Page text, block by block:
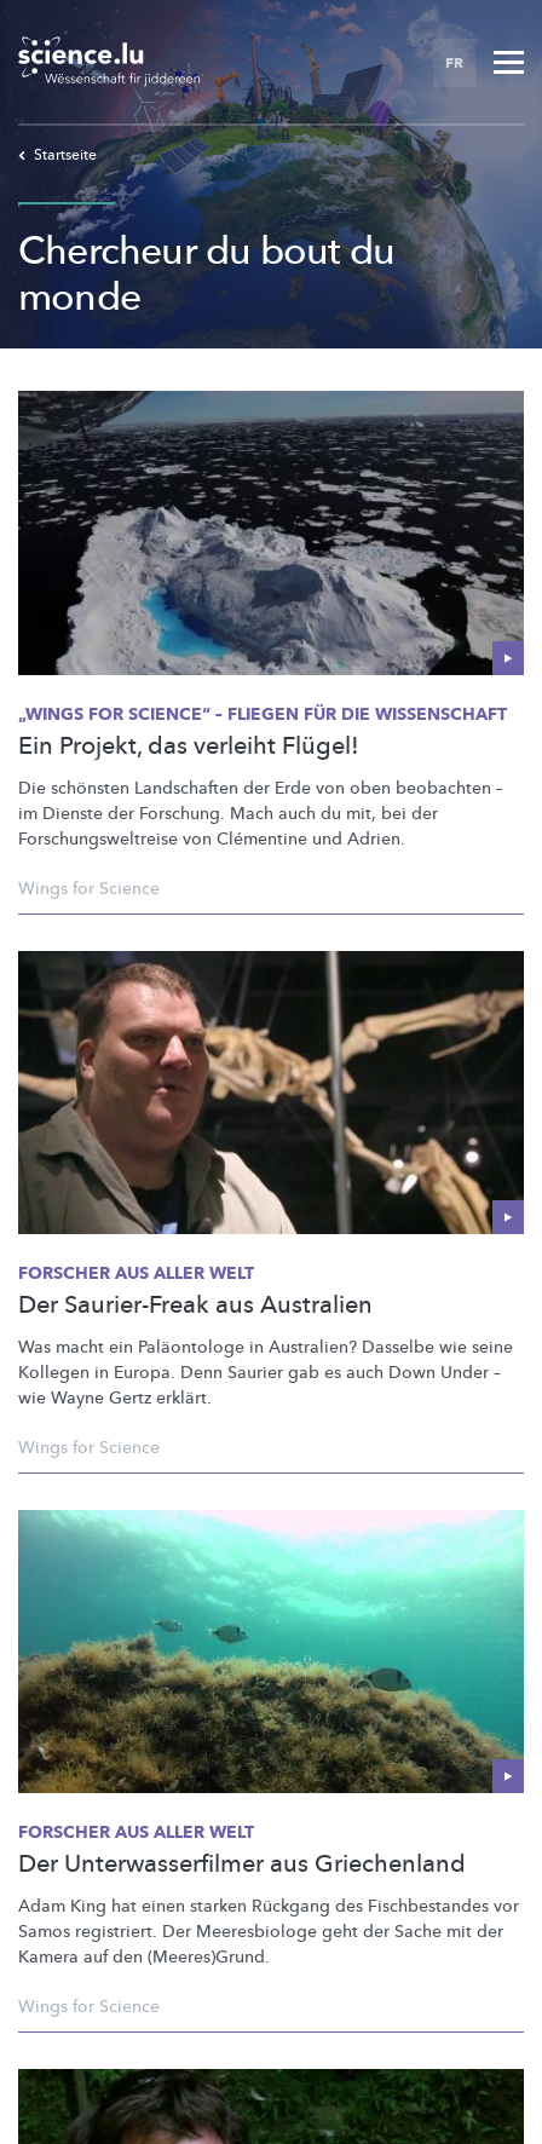
Skip
to
main
content
FR
Startseite
Chercheur du bout du
monde
„WINGS FOR SCIENCE“ – FLIEGEN FÜR DIE WISSENSCHAFT
Ein Projekt, das verleiht Flügel!
Die schönsten Landschaften der Erde von oben beobachten –
im Dienste der Forschung. Mach auch du mit, bei der
Forschungsweltreise von Clémentine und Adrien.
Wings for Science
FORSCHER AUS ALLER WELT
Der Saurier-Freak aus Australien
Was macht ein Paläontologe in Australien? Dasselbe wie seine
Kollegen in Europa. Denn Saurier gab es auch Down Under –
wie Wayne Gertz erklärt.
Wings for Science
FORSCHER AUS ALLER WELT
Der Unterwasserfilmer aus Griechenland
Adam King hat einen starken Rückgang des Fischbestandes vor
Samos registriert. Der Meeresbiologe geht der Sache mit der
Kamera auf den (Meeres)Grund.
Wings for Science